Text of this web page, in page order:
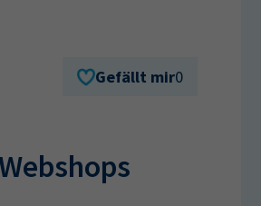
Gefällt mir0